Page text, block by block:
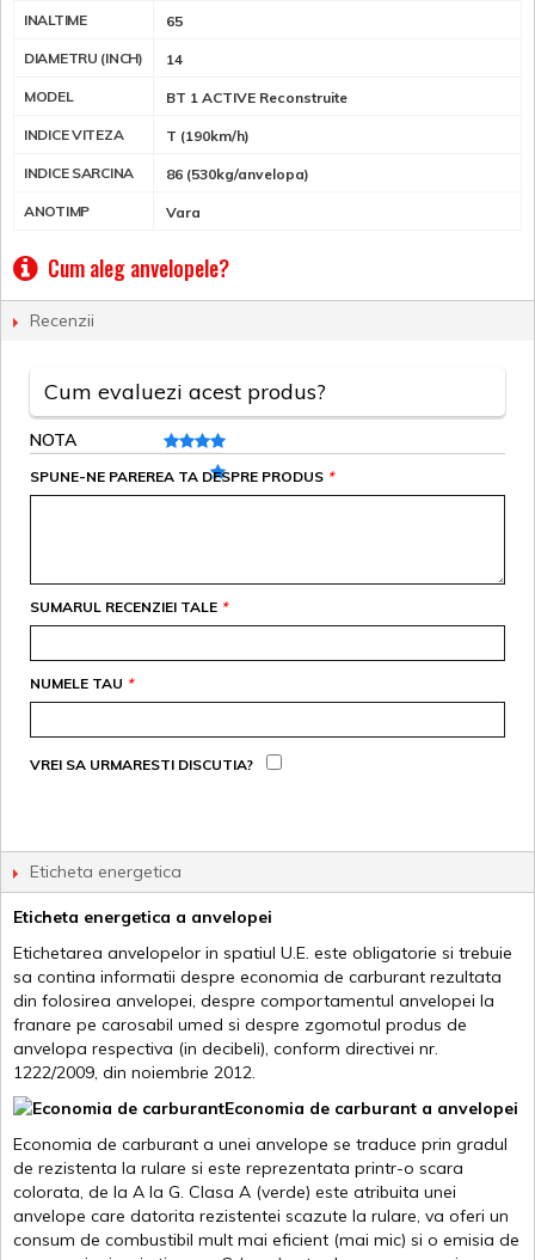
INALTIME 65
DIAMETRU (INCH) 14
MODEL BT 1 ACTIVE Reconstruite
INDICE VITEZA T (190km/h)
INDICE SARCINA 86 (530kg/anvelopa)
ANOTIMP Vara
Cum aleg anvelopele?
Recenzii
Cum evaluezi acest produs?
NOTA
*
SPUNE-NE PAREREA TA DESPRE PRODUS
*
SUMARUL RECENZIEI TALE
*
NUMELE TAU
VREI SA URMARESTI DISCUTIA?
Eticheta energetica
Eticheta energetica a anvelopei
Etichetarea anvelopelor in spatiul U.E. este obligatorie si trebuie
sa contina informatii despre economia de carburant rezultata
din folosirea anvelopei, despre comportamentul anvelopei la
franare pe carosabil umed si despre zgomotul produs de
anvelopa respectiva (in decibeli), conform directivei nr.
1222/2009, din noiembrie 2012.
Economia de carburant a anvelopei
Economia de carburant a unei anvelope se traduce prin gradul
de rezistenta la rulare si este reprezentata printr-o scara
colorata, de la A la G. Clasa A (verde) este atribuita unei
anvelope care datorita rezistentei scazute la rulare, va oferi un
consum de combustibil mult mai eficient (mai mic) si o emisia de